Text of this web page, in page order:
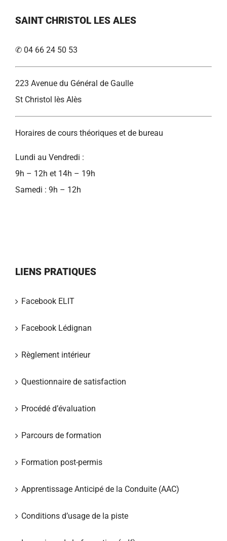
SAINT CHRISTOL LES ALES
✆ 04 66 24 50 53
223 Avenue du Général de Gaulle
St Christol lès Alès
Horaires de cours théoriques et de bureau
Lundi au Vendredi :
9h – 12h et 14h – 19h
Samedi : 9h – 12h
LIENS PRATIQUES
Facebook ELIT
Facebook Lédignan
Règlement intérieur
Questionnaire de satisfaction
Procédé d’évaluation
Parcours de formation
Formation post-permis
Apprentissage Anticipé de la Conduite (AAC)
Conditions d’usage de la piste